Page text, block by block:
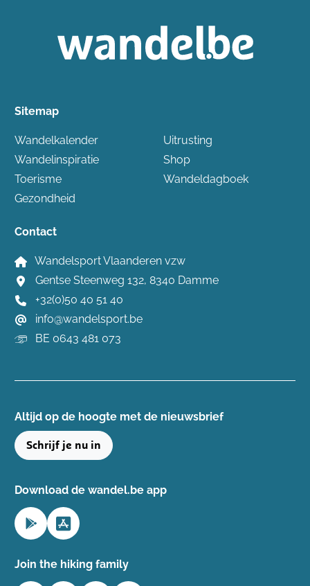
Sitemap
Wandelkalender
Wandelinspiratie
Toerisme
Gezondheid
Uitrusting
Shop
Wandeldagboek
Contact
Wandelsport Vlaanderen vzw
Gentse Steenweg 132, 8340 Damme
+32(0)50 40 51 40
info@wandelsport.be
BE 0643 481 073
Altijd op de hoogte ​met de nieuwsbrief
Schrijf je nu in
Download de wandel.be app
Join the hiking family